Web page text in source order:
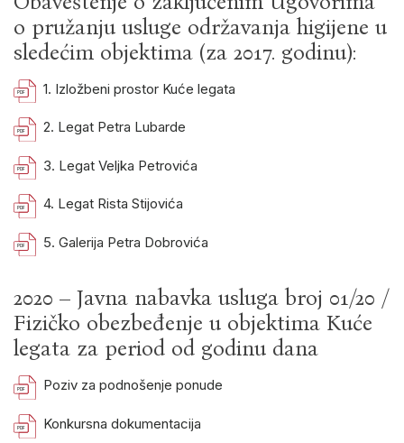
o pružanju usluge održavanja higijene u
sledećim objektima (za 2017. godinu):
1. Izložbeni prostor Kuće legata
2. Legat Petra Lubarde
3. Legat Veljka Petrovića
4. Legat Rista Stijovića
5. Galerija Petra Dobrovića
2020 – Javna nabavka usluga broj 01/20 /
Fizičko obezbeđenje u objektima Kuće
legata za period od godinu dana
Poziv za podnošenje ponude
Konkursna dokumentacija